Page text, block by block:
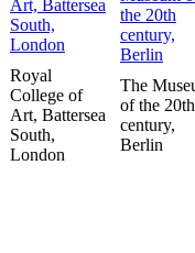
Royal
College of
Art, Battersea
South,
London
The
of the 20th
century,
Berlin